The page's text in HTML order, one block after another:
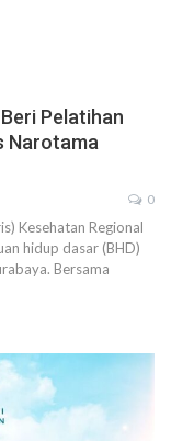
Pelatihan
Narotama
0
Kesehatan Regional
hidup dasar (BHD)
Bersama